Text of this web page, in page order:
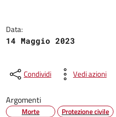
Data:
14 Maggio 2023
Condividi Vedi azioni
Argomenti
Morte Protezione civile